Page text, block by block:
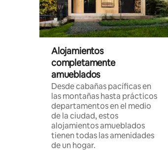
Alojamientos
completamente
amueblados
Desde cabañas pacíficas en
las montañas hasta prácticos
departamentos en el medio
de la ciudad, estos
alojamientos amueblados
tienen todas las amenidades
de un hogar.